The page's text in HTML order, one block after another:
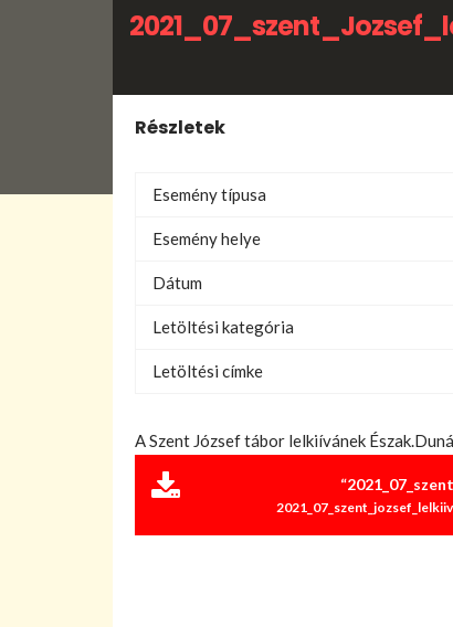
Részletek
Esemény típusa
Esemény helye
Dátum
Letöltési kategória
Letöltési címke
A Szent József tábor lelkiívánek